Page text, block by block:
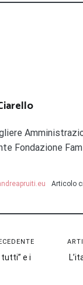
Fondazione
Articolo
tutti” e i